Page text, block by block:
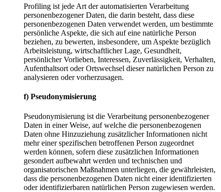
Profiling ist jede Art der automatisierten Verarbeitung
personenbezogener Daten, die darin besteht, dass diese
personenbezogenen Daten verwendet werden, um bestimmte
persönliche Aspekte, die sich auf eine natürliche Person
beziehen, zu bewerten, insbesondere, um Aspekte bezüglich
Arbeitsleistung, wirtschaftlicher Lage, Gesundheit,
persönlicher Vorlieben, Interessen, Zuverlässigkeit, Verhalten,
Aufenthaltsort oder Ortswechsel dieser natürlichen Person zu
analysieren oder vorherzusagen.
f) Pseudonymisierung
Pseudonymisierung ist die Verarbeitung personenbezogener
Daten in einer Weise, auf welche die personenbezogenen
Daten ohne Hinzuziehung zusätzlicher Informationen nicht
mehr einer spezifischen betroffenen Person zugeordnet
werden können, sofern diese zusätzlichen Informationen
gesondert aufbewahrt werden und technischen und
organisatorischen Maßnahmen unterliegen, die gewährleisten,
dass die personenbezogenen Daten nicht einer identifizierten
oder identifizierbaren natürlichen Person zugewiesen werden.